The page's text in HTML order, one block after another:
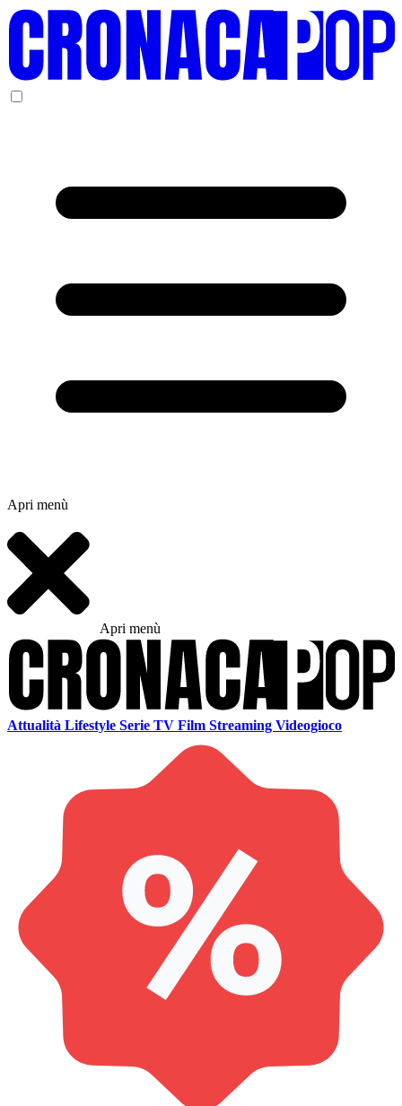
Apri menù
Apri menù
Attualità Lifestyle Serie TV Film Streaming Videogioco